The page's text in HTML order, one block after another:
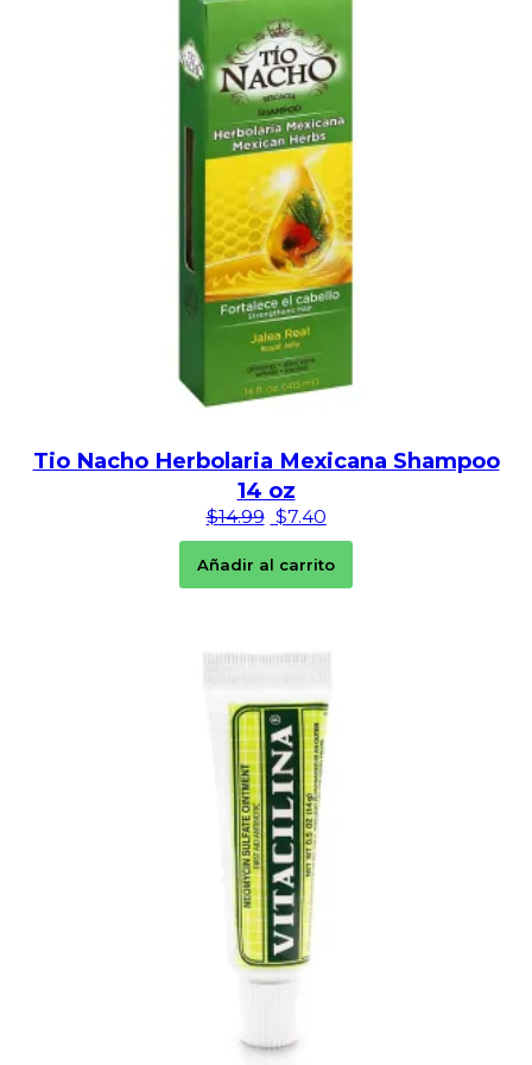
Tio Nacho Herbolaria Mexicana Shampoo
14 oz
$14.99 El precio original era:
$7.40El precio actual es:
Añadir al carrito